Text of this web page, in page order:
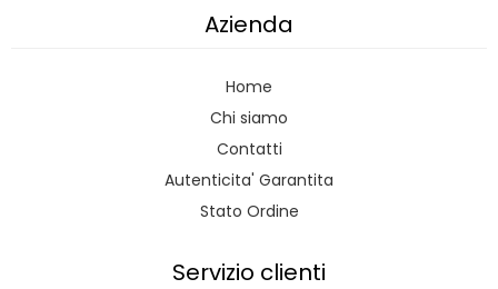
Azienda
Home
Chi siamo
Contatti
Autenticita' Garantita
Stato Ordine
Servizio clienti